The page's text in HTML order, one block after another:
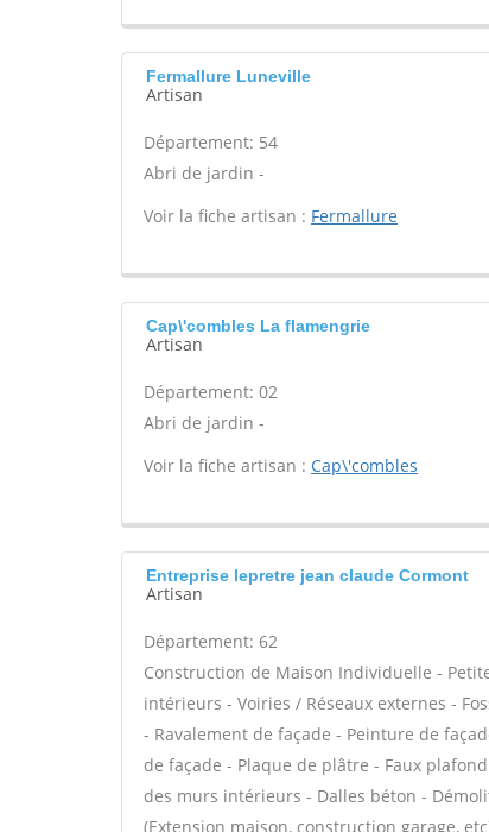
Fermallure Luneville
Artisan
Département: 54
Abri de jardin -
Voir la fiche artisan : Fermallure
Cap\'combles La flamengrie
Artisan
Département: 02
Abri de jardin -
Voir la fiche artisan : Cap\'combles
Entreprise lepretre jean claude Cormont
Artisan
Département: 62
Construction de Maison Individuelle -
intérieurs - Voiries / Réseaux externes -
- Ravalement de façade - Peinture de
de façade - Plaque de plâtre - Faux
des murs intérieurs - Dalles béton -
(Extension maison, construction garage,